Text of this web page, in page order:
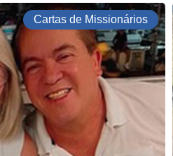
Cartas de Missionários